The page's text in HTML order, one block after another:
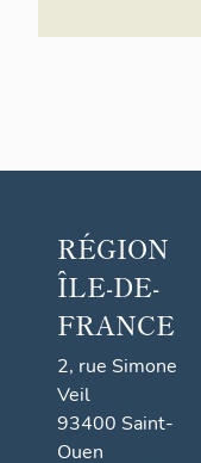
RÉGION
ÎLE-DE-
FRANCE
2, rue Simone
Veil
93400 Saint-
Ouen